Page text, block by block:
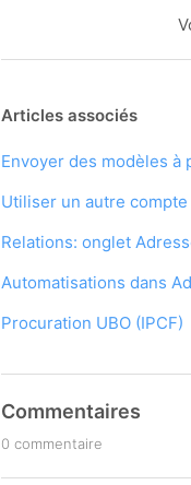
Articles associés
Envoyer des modèles à
Utiliser un autre
Relations: onglet
Automatisations dans
Procuration UBO (IPCF)
Commentaires
0 commentaire